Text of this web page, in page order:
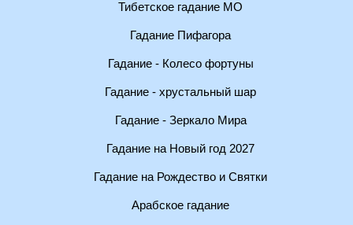
Тибетское гадание МО
Гадание Пифагора
Гадание - Колесо фортуны
Гадание - хрустальный шар
Гадание - Зеркало Мира
Гадание на Новый год 2027
Гадание на Рождество и Святки
Арабское гадание